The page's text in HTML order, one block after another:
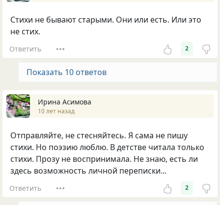
Стихи не бывают старыми. Они или есть. Или это
не стих.
Ответить 2
Показать 10 ответов
Ирина Асимова
10 лет назад
Отправляйте, не стесняйтесь. Я сама не пишу
стихи. Но поэзию люблю. В детстве читала только
стихи. Прозу не воспринимала. Не знаю, есть ли
здесь возможность личной переписки...
Ответить 2